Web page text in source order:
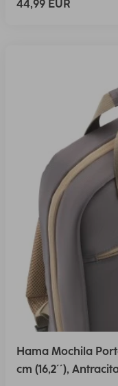
44,99 EUR
Hama Mochila
cm (16,2´´),